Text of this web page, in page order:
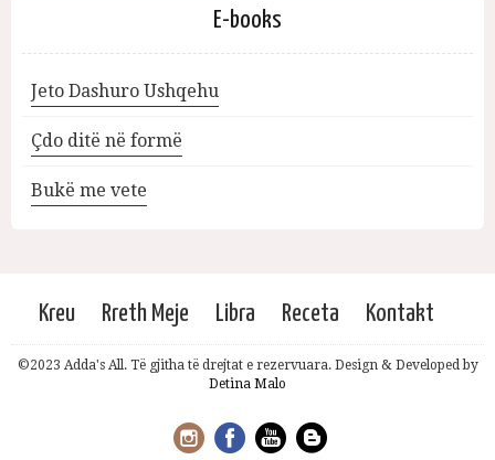
E-books
Jeto Dashuro Ushqehu
Çdo ditë në formë
Bukë me vete
Kreu Rreth Meje Libra Receta Kontakt
©2023 Adda's All. Të gjitha të drejtat e rezervuara. Design & Developed by
Detina Malo